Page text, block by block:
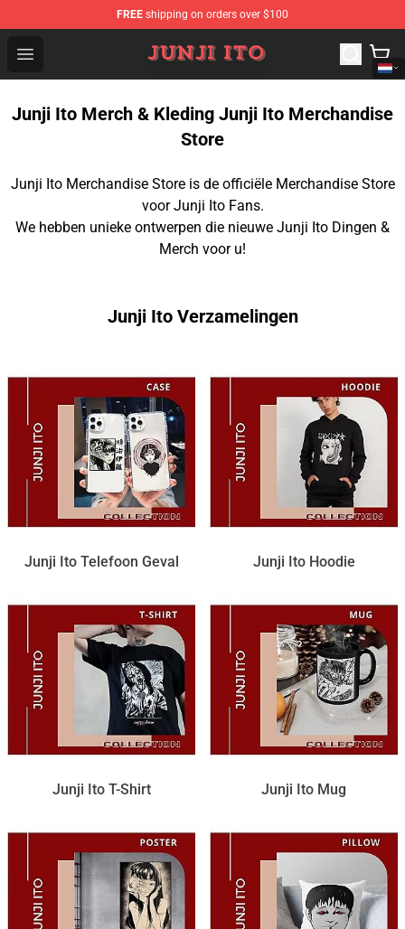
FREE shipping on orders over $100
Open menu
Junji Ito Store - Official Junji Ito Merchandise Shop
Junji Ito Merch & Kleding Junji Ito Merchandise
Store
Junji Ito Merchandise Store is de officiële Merchandise Store
voor Junji Ito Fans.
We hebben unieke ontwerpen die nieuwe Junji Ito Dingen &
Merch voor u!
Junji Ito Verzamelingen
Junji Ito Telefoon Geval Junji Ito Hoodie
Junji Ito T-Shirt Junji Ito Mug